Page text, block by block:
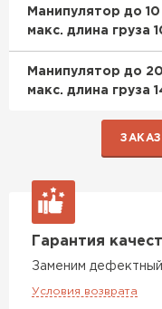
Манипулятор до 10
макс. длина груза
Манипулятор до
макс. длина груза
Гарантия
Заменим
Условия возврата